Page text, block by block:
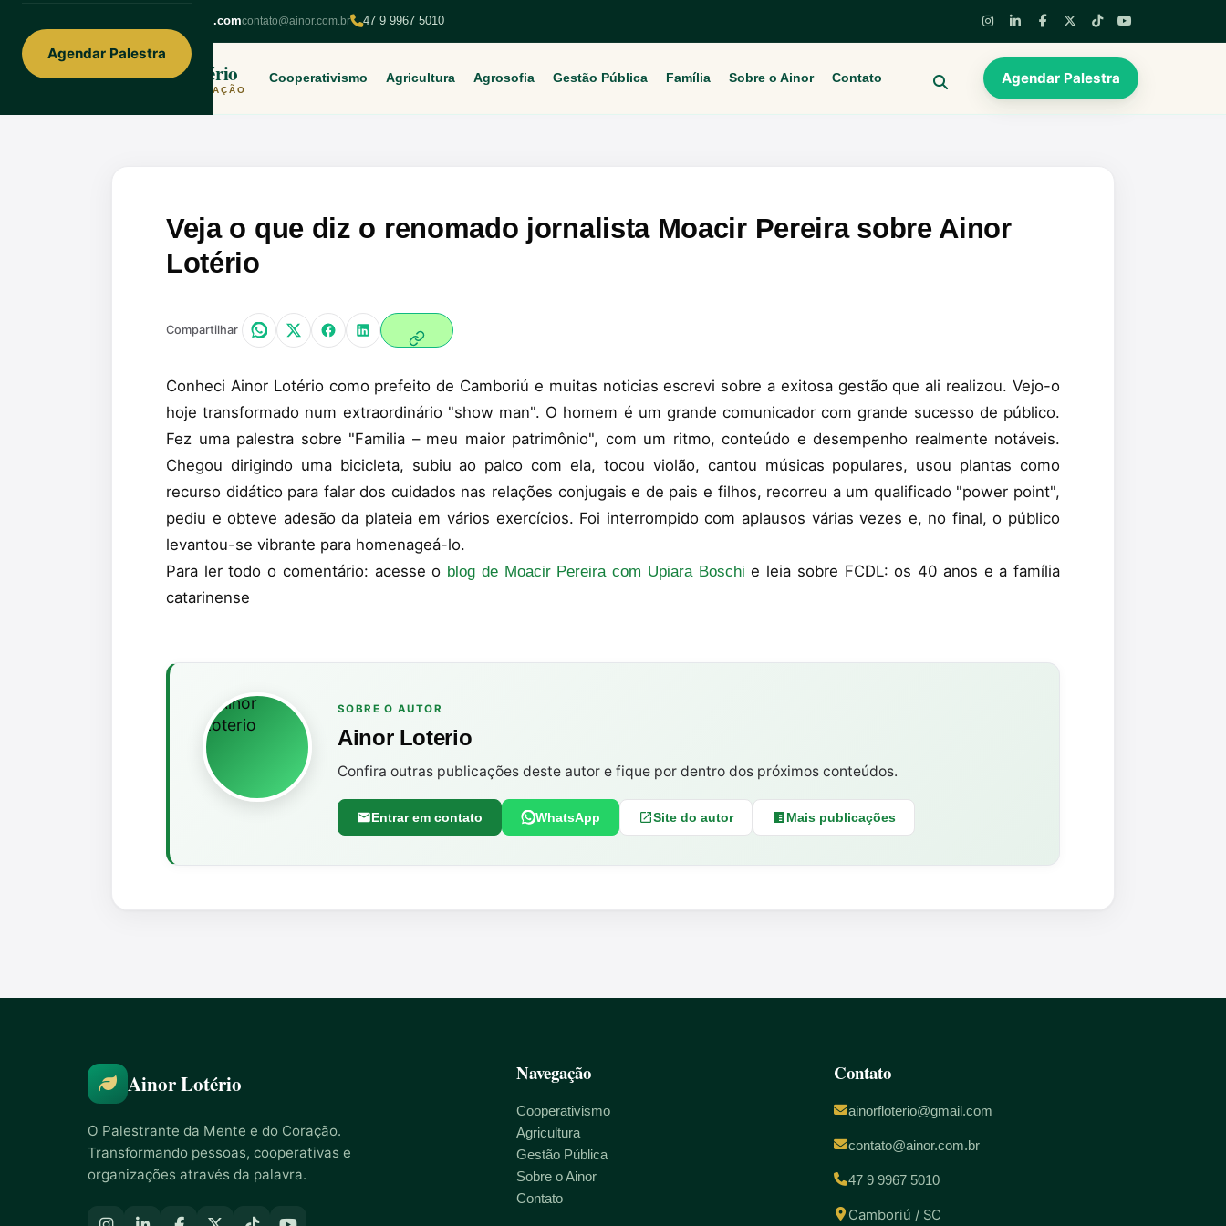
ainorfloterio@gmail.comcontato@ainor.com.br 47 9 9967 5010
Ainor Lotério
MENTE & CORAÇÃO
Cooperativismo Agricultura Agrosofia Gestão Pública Família Sobre o Ainor Contato Agendar Palestra
Agendar Palestra
Veja o que diz o renomado jornalista Moacir Pereira sobre Ainor
Lotério
Compartilhar
Conheci Ainor Lotério como prefeito de Camboriú e muitas noticias escrevi sobre a exitosa gestão que ali realizou. Vejo-o
hoje transformado num extraordinário "show man". O homem é um grande comunicador com grande sucesso de público.
Fez uma palestra sobre "Familia – meu maior patrimônio", com um ritmo, conteúdo e desempenho realmente notáveis.
Chegou dirigindo uma bicicleta, subiu ao palco com ela, tocou violão, cantou músicas populares, usou plantas como
recurso didático para falar dos cuidados nas relações conjugais e de pais e filhos, recorreu a um qualificado "power point",
pediu e obteve adesão da plateia em vários exercícios. Foi interrompido com aplausos várias vezes e, no final, o público
levantou-se vibrante para homenageá-lo.
Para ler todo o comentário: acesse o blog de Moacir Pereira com Upiara Boschi e leia sobre FCDL: os 40 anos e a família
catarinense
SOBRE O AUTOR
Ainor Loterio
Confira outras publicações deste autor e fique por dentro dos próximos conteúdos.
Entrar em contato WhatsApp Site do autor Mais publicações
Ainor Lotério
O Palestrante da Mente e do Coração.
Transformando pessoas, cooperativas e
organizações através da palavra.
Navegação
Cooperativismo
Agricultura
Gestão Pública
Sobre o Ainor
Contato
Contato
ainorfloterio@gmail.com
contato@ainor.com.br
47 9 9967 5010
Camboriú / SC